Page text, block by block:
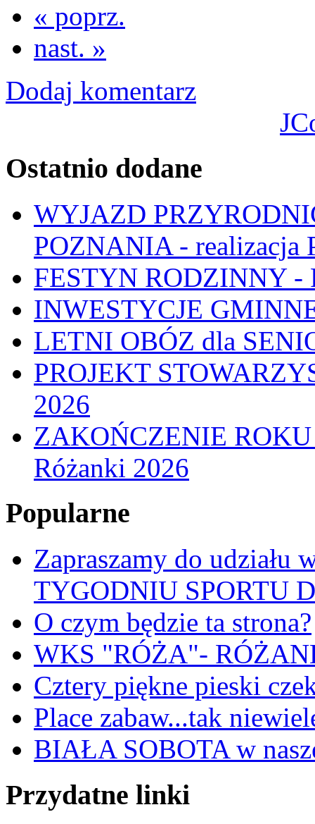
« poprz.
nast. »
Dodaj komentarz
Ostatnio dodane
WYJAZD
POZNANIA - realizacja
FESTYN RODZINNY -
INWESTYCJE
LETNI OBÓZ dla
PROJEKT
2026
ZAKOŃCZENIE
Różanki 2026
Popularne
Zapraszamy do udziału
TYGODNIU SPORTU
O czym będzie ta strona?
WKS "RÓŻA"-
Cztery piękne pieski
Place zabaw...tak
BIAŁA SOBOTA w
Przydatne linki